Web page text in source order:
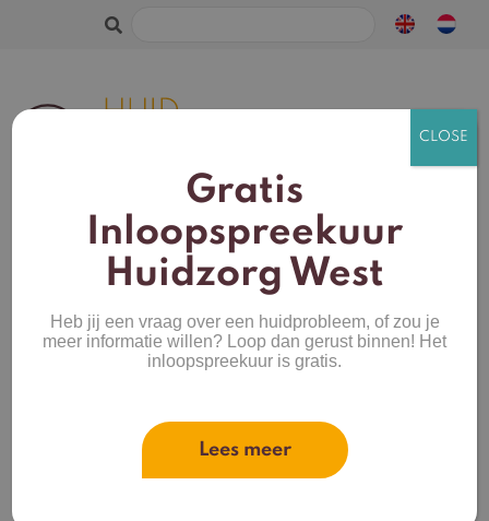
Zoeken
Retoursinformatie
Herroepingsrecht/bedenktijd
retour wilt sturen omdat er een reden is waarom
u het bestelde product(en) toch niet zou willen
hebben. Wat de reden ook is, u heeft het recht uw
Gratis
Inloopspreekuur
Huidzorg West
Heb jij een vraag over een huidprobleem, of zou je
meer informatie willen? Loop dan gerust binnen! Het
inloopspreekuur is gratis.
Lees meer